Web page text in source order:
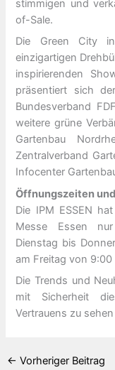
stimmigen und
of-Sale.
Die Green City
einzigartigen
inspirierenden
präsentiert sich
Bundesverband
weitere grüne
Gartenbau
Zentralverband
Infocenter
Öffnungszeiten
Die IPM ESSEN
Messe Essen
Dienstag bis
am Freitag von 9:00
Die Trends und
mit Sicherheit
Vertrauens zu
← Vorheriger Beitrag